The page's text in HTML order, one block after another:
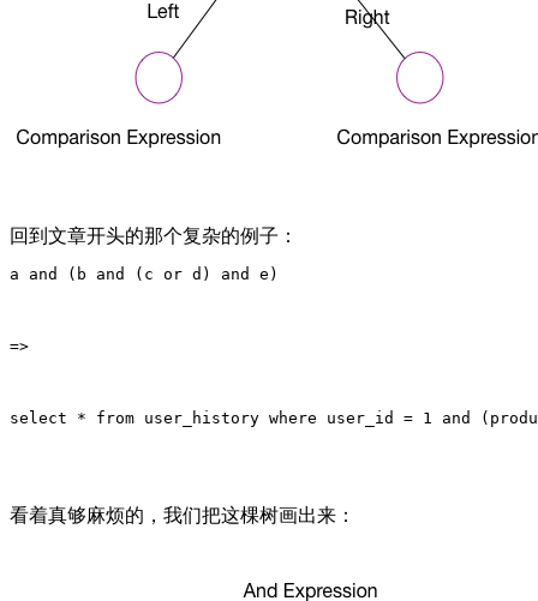
回到文章开头的那个复杂的例子：
a and (b and (c or d) and e)
=>
select * from user_history where user_id = 1 and
看着真够麻烦的，我们把这棵树画出来：